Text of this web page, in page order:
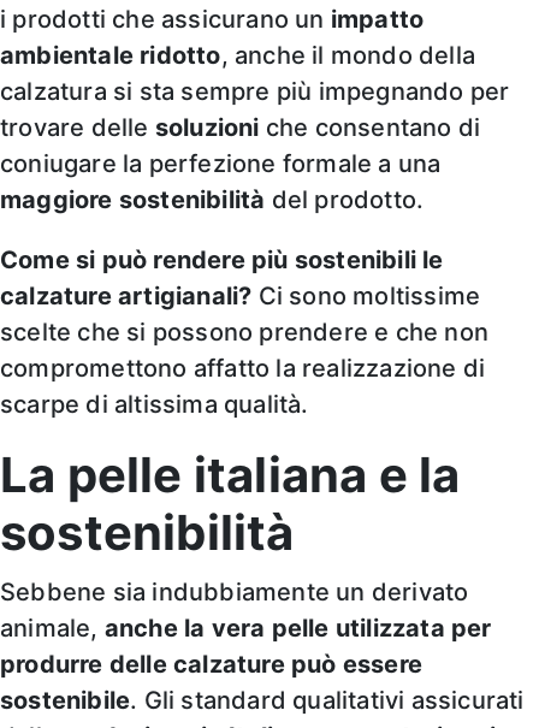
i prodotti che assicurano un impatto
ambientale ridotto, anche il mondo della
calzatura si sta sempre più impegnando per
trovare delle soluzioni che consentano di
coniugare la perfezione formale a una
maggiore sostenibilità del prodotto.
Come si può rendere più sostenibili le
calzature artigianali? Ci sono moltissime
scelte che si possono prendere e che non
compromettono affatto la realizzazione di
scarpe di altissima qualità.
La pelle italiana e la
sostenibilità
Sebbene sia indubbiamente un derivato
animale, anche la vera pelle utilizzata per
produrre delle calzature può essere
sostenibile. Gli standard qualitativi assicurati